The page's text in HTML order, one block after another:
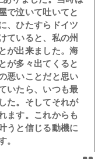
で泣いて吐いてと
、ひたすらドイツ
ていると、私の州
が出来ました。海
が多々出てくると
悪いことだと思い
いたら、いつも最
た。そしてそれが
ます。これからも
うと信じる動機に